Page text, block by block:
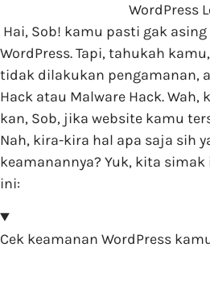
WordPress
Hai, Sob! kamu pasti gak
WordPress. Tapi, tahukah
tidak dilakukan pengamanan,
Hack atau Malware Hack.
kan, Sob, jika website kamu
Nah, kira-kira hal apa saja sih
keamanannya? Yuk, kita
ini:
Cek keamanan WordPress